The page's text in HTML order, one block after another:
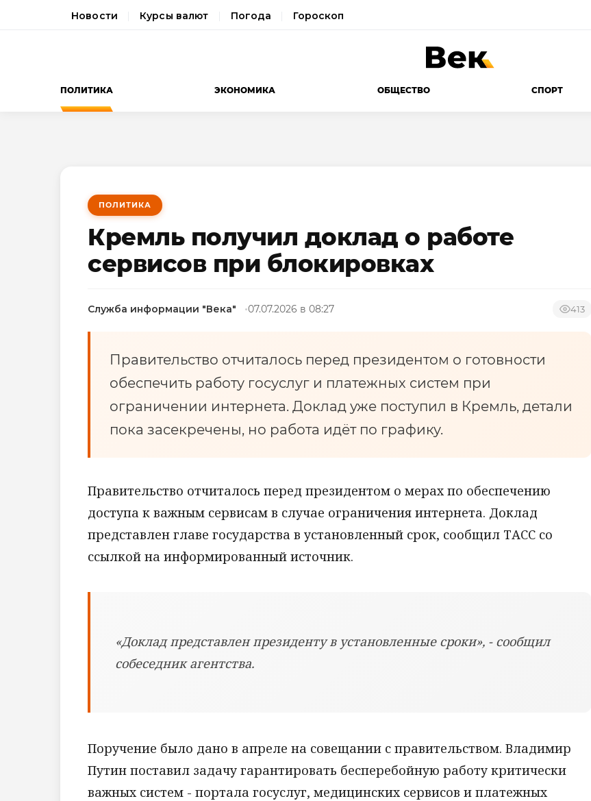
Новости Курсы валют Погода Гороскоп
ПОЛИТИКА ЭКОНОМИКА ОБЩЕСТВО СПОРТ
ПОЛИТИКА
Кремль получил доклад о работе
сервисов при блокировках
Служба информации "Века" 07.07.2026 в 08:27 413
Правительство отчиталось перед президентом о готовности
обеспечить работу госуслуг и платежных систем при
ограничении интернета. Доклад уже поступил в Кремль, детали
пока засекречены, но работа идёт по графику.
Правительство отчиталось перед президентом о мерах по обеспечению
доступа к важным сервисам в случае ограничения интернета. Доклад
представлен главе государства в установленный срок, сообщил ТАСС со
ссылкой на информированный источник.
«Доклад представлен президенту в установленные сроки», - сообщил
собеседник агентства.
Поручение было дано в апреле на совещании с правительством. Владимир
Путин поставил задачу гарантировать бесперебойную работу критически
важных систем - портала госуслуг, медицинских сервисов и платежных